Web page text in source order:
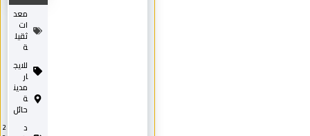
ات
ثقيل
للايج
ار
ة